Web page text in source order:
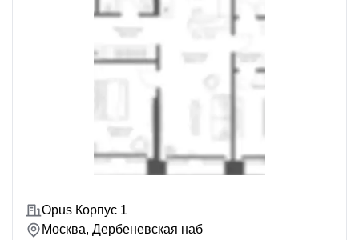
Opus Корпус 1
Москва, Дербеневская наб